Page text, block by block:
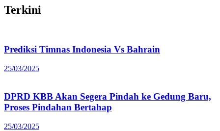
Terkini
Prediksi Timnas Indonesia Vs Bahrain
25/03/2025
DPRD KBB Akan Segera Pindah ke Gedung Baru,
Proses Pindahan Bertahap
25/03/2025